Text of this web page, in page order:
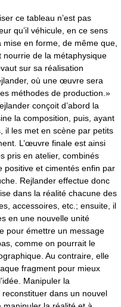
ce tableau n’est pas
qu’il véhicule, en ce sens
en forme, de même que,
nourrie de la métaphysique
sur sa réalisation
où une œuvre sera
méthodes de production.»
conçoit d’abord la
la composition, puis, ayant
il les met en scène par petits
L’œuvre finale est ainsi
pris en atelier, combinés
positive et cimentés enfin par
Rejlander effectue donc
dans la réalité chacune des
accessoires, etc.; ensuite, il
en une nouvelle unité
pour émettre un message
comme on pourrait le
Au contraire, elle
fragment pour mieux
Manipuler la
dans un nouvel